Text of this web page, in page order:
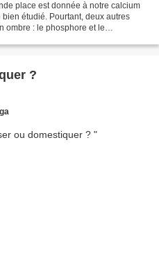
place est donnée à notre calcium
étudié. Pourtant, deux autres
ombre : le phosphore et le
?